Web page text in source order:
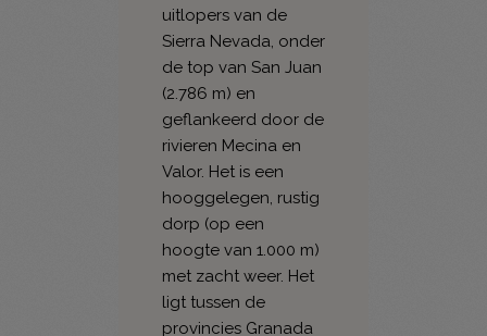
uitlopers van de
Sierra Nevada, onder
de top van San Juan
(2.786 m) en
geflankeerd door de
rivieren Mecina en
Valor. Het is een
hooggelegen, rustig
dorp (op een
hoogte van 1.000 m)
met zacht weer. Het
ligt tussen de
provincies Granada